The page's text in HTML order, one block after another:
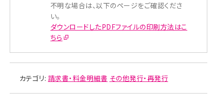
不明な場合は、以下のページをご確認くださ
い。
ダウンロードしたPDFファイルの印刷方法はこ
ちら
カテゴリ: 請求書・料金明細書 その他発行・再発行